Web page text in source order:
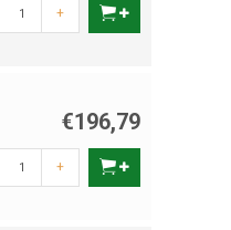
+
€196,79
+